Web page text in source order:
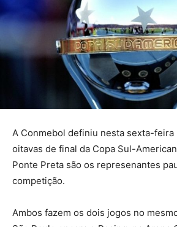
A Conmebol definiu nesta sexta-feira
oitavas de final da Copa Sul-
Ponte Preta são os represenantes
competição.
Ambos fazem os dois jogos no